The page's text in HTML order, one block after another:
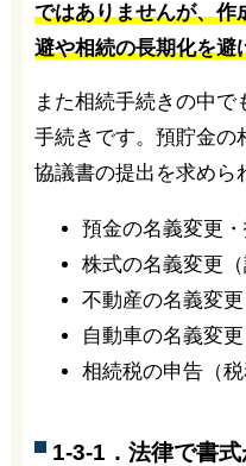
ではありませんが、作
避や相続の長期化を避
また相続手続きの中
手続きです。預貯金の
協議書の提出を求めら
預金の名義変更・
株式の名義変更（
不動産の名義変更
自動車の名義変更
相続税の申告（税
1-3-1．法律で書